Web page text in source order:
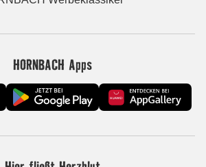
HORNBACH Apps